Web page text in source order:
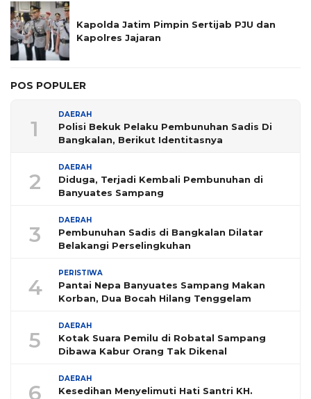
Kapolda Jatim Pimpin Sertijab PJU dan
Kapolres Jajaran
POS POPULER
1
DAERAH
Polisi Bekuk Pelaku Pembunuhan Sadis Di
Bangkalan, Berikut Identitasnya
2
DAERAH
Diduga, Terjadi Kembali Pembunuhan di
Banyuates Sampang
3
DAERAH
Pembunuhan Sadis di Bangkalan Dilatar
Belakangi Perselingkuhan
4
PERISTIWA
Pantai Nepa Banyuates Sampang Makan
Korban, Dua Bocah Hilang Tenggelam
5
DAERAH
Kotak Suara Pemilu di Robatal Sampang
Dibawa Kabur Orang Tak Dikenal
6
DAERAH
Kesedihan Menyelimuti Hati Santri KH.